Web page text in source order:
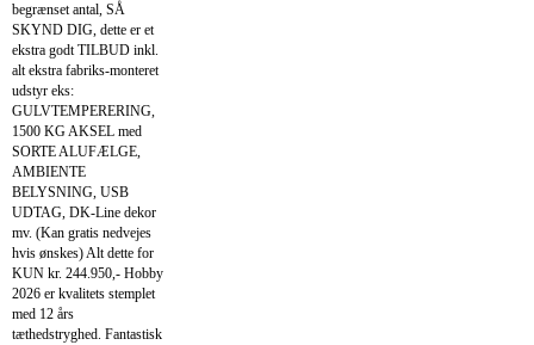
begrænset antal, SÅ
SKYND DIG, dette er et
ekstra godt TILBUD inkl.
alt ekstra fabriks-monteret
udstyr eks:
GULVTEMPERERING,
1500 KG AKSEL med
SORTE ALUFÆLGE,
AMBIENTE
BELYSNING, USB
UDTAG, DK-Line dekor
mv. (Kan gratis nedvejes
hvis ønskes) Alt dette for
KUN kr. 244.950,- Hobby
2026 er kvalitets stemplet
med 12 års
tæthedstryghed. Fantastisk